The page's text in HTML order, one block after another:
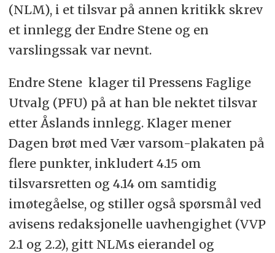
(NLM), i et tilsvar på annen kritikk skrev
et innlegg der Endre Stene og en
varslingssak var nevnt.
Endre Stene klager til Pressens Faglige
Utvalg (PFU) på at han ble nektet tilsvar
etter Åslands innlegg. Klager mener
Dagen brøt med Vær varsom-plakaten på
flere punkter, inkludert 4.15 om
tilsvarsretten og 4.14 om samtidig
imøtegåelse, og stiller også spørsmål ved
avisens redaksjonelle uavhengighet (VVP
2.1 og 2.2), gitt NLMs eierandel og